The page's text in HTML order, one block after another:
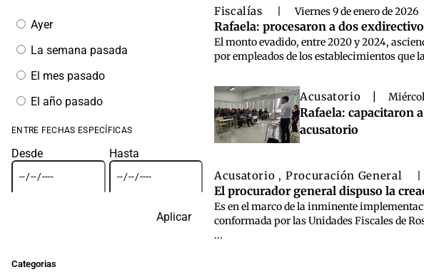
Filtrar
por
fecha
Ayer
La semana pasada
El mes pasado
El año pasado
ENTRE FECHAS ESPECÍFICAS
Desde Hasta
Aplicar
Categorias
Fiscalías Viernes 9 de enero de 2026
Rafaela: procesaron a dos
El monto evadido, entre 2020 y 2024,
por empleados de los establecimientos que
Acusatorio
Rafaela: capacitaron
acusatorio
Acusatorio , Procuración General
El procurador general dispuso la
Es en el marco de la inminente
conformada por las Unidades Fiscales de
...